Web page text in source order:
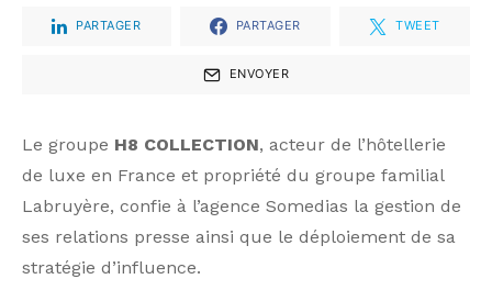
PARTAGER PARTAGER TWEET
ENVOYER
Le groupe H8 COLLECTION, acteur de l’hôtellerie
de luxe en France et propriété du groupe familial
Labruyère, confie à l’agence Somedias la gestion de
ses relations presse ainsi que le déploiement de sa
stratégie d’influence.